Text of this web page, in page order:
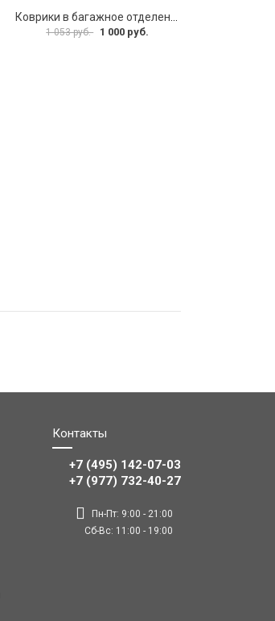
1 053 руб. 1 000 руб.
Контакты
+7 (495) 142-07-03
‎‎+7 (977) 732-40-27
Пн-Пт: 9:00 - 21:00
Сб-Вс: 11:00 - 19:00